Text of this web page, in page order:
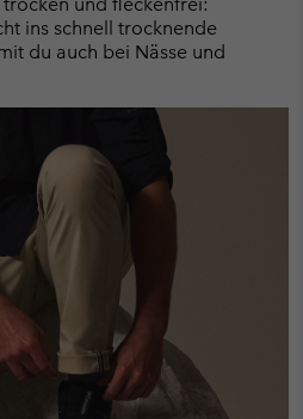
ins schnell trocknende
du auch bei Nässe und